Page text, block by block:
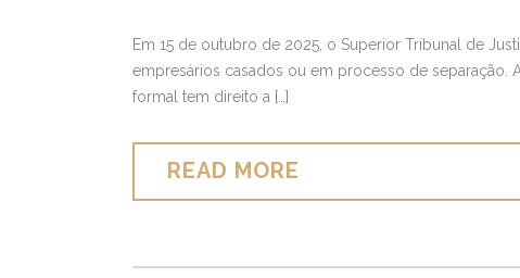
Em 15 de outubro de 2025, o Superior Tribunal de
empresários casados ou em processo de separação.
formal tem direito a […]
READ MORE